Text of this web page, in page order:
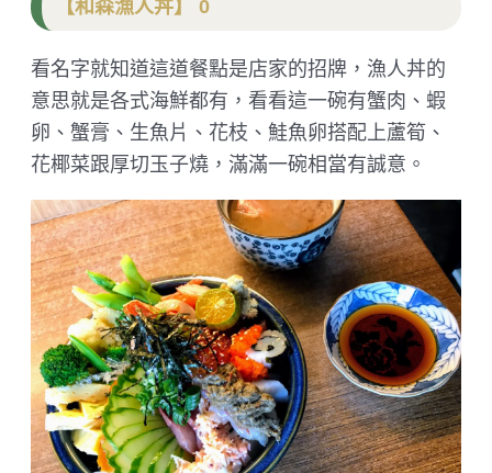
【和森漁人丼】 0
看名字就知道這道餐點是店家的招牌，漁人丼的
意思就是各式海鮮都有，看看這一碗有蟹肉、蝦
卵、蟹膏、生魚片、花枝、鮭魚卵搭配上蘆筍、
花椰菜跟厚切玉子燒，滿滿一碗相當有誠意。